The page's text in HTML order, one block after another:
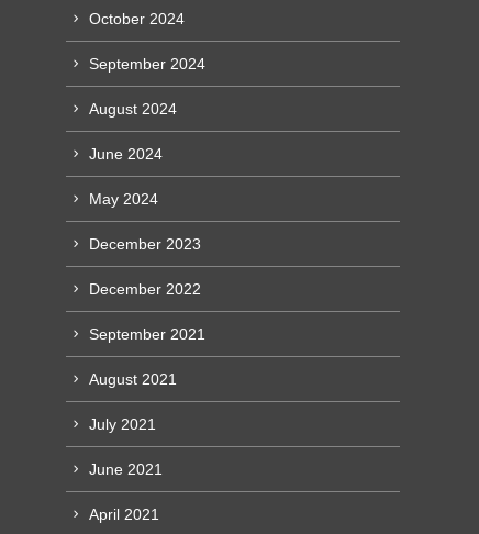
October 2024
September 2024
August 2024
June 2024
May 2024
December 2023
December 2022
September 2021
August 2021
July 2021
June 2021
April 2021